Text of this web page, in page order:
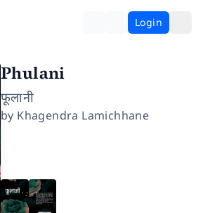
Login
Phulani
फूलानी
by Khagendra Lamichhane